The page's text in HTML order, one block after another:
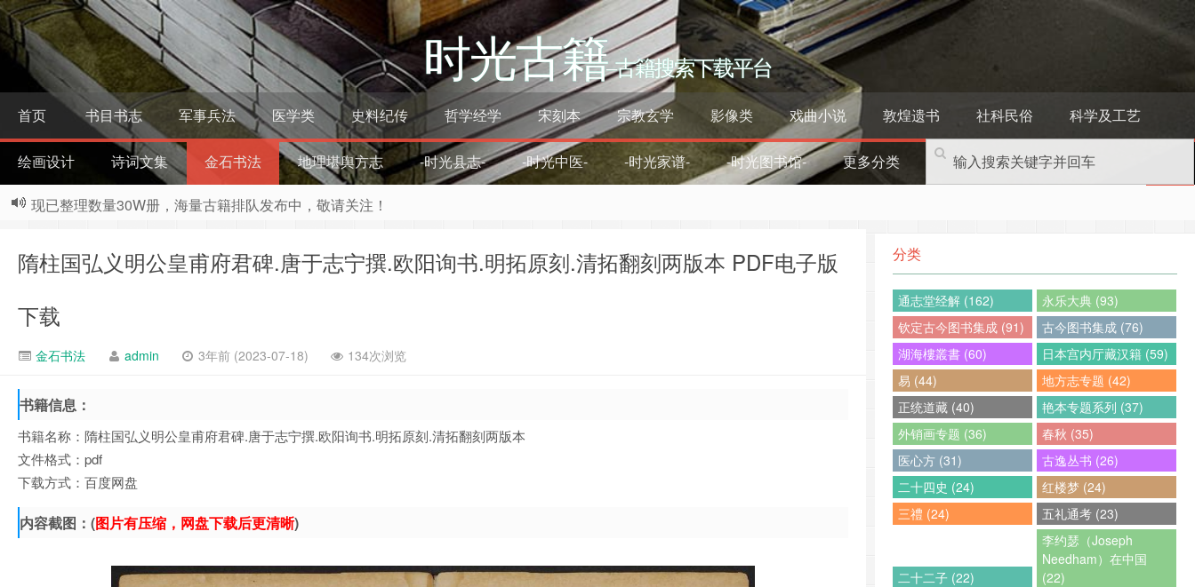
时光古籍–古籍搜索下载平台
首页 书目书志 军事兵法 医学类 史料纪传 哲学经学 宋刻本 宗教玄学 影像类 戏曲小说 敦煌遗书 社科民俗 科学及工艺
绘画设计 诗词文集 金石书法 地理堪舆方志 -时光县志- -时光中医- -时光家谱- -时光图书馆- 更多分类
现已整理数量30W册，海量古籍排队发布中，敬请关注！
隋柱国弘义明公皇甫府君碑.唐于志宁撰.欧阳询书.明拓原刻.清拓翻刻两版本 PDF电子版
下载
金石书法 admin 3年前 (2023-07-18) 134次浏览
书籍信息：
书籍名称：隋柱国弘义明公皇甫府君碑.唐于志宁撰.欧阳询书.明拓原刻.清拓翻刻两版本
文件格式：pdf
下载方式：百度网盘
内容截图：(图片有压缩，网盘下载后更清晰)
分类
通志堂经解 (162)
永乐大典 (93)
钦定古今图书集成 (91)
古今图书集成 (76)
湖海樓叢書 (60)
日本宫内厅藏汉籍 (59)
易 (44)
地方志专题 (42)
正统道藏 (40)
艳本专题系列 (37)
外销画专题 (36)
春秋 (35)
医心方 (31)
古逸丛书 (26)
二十四史 (24)
红楼梦 (24)
三禮 (24)
五礼通考 (23)
二十二子 (22)
李约瑟（Joseph
Needham）在中国
(22)